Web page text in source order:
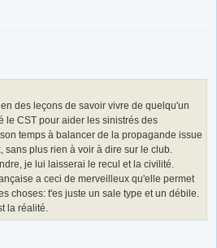
des leçons de savoir vivre de quelqu'un
le CST pour aider les sinistrés des
temps à balancer de la propagande issue
sans plus rien à voir à dire sur le club.
je lui laisserai le recul et la civilité.
a ceci de merveilleux qu'elle permet
choses: t'es juste un sale type et un débile.
la réalité.